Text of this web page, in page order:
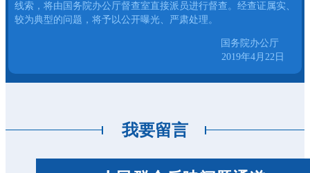
线索，将由国务院办公厅督查室直接派员进行督查。经查证属实、
较为典型的问题，将予以公开曝光、严肃处理。
国务院办公厅
2019年4月22日
我要留言